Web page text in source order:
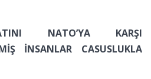
NATO’YA KARŞI
İNSANLAR CASUSLUKLA